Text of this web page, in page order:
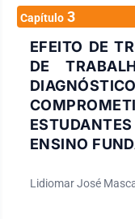
Capítulo 3
EFEITO DE
DE
ENSINO
Lidiomar José